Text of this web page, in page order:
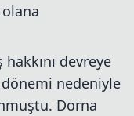
devreye
nedeniyle
Dorna